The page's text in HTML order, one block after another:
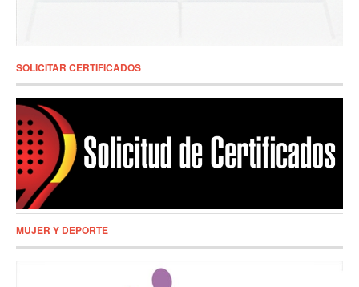
SOLICITAR CERTIFICADOS
MUJER Y DEPORTE